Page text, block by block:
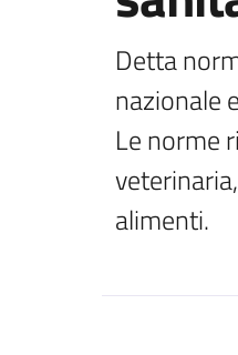
Detta
nazionale
Le norme
alimenti.